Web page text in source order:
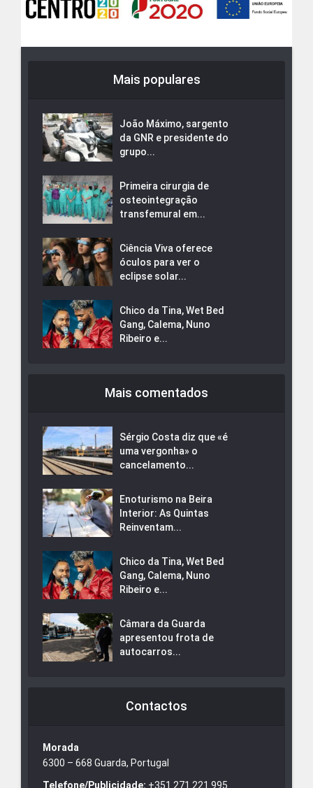
Mais populares
João Máximo, sargento
da GNR e presidente do
grupo...
Primeira cirurgia de
osteointegração
transfemural em...
Ciência Viva oferece
óculos para ver o
eclipse solar...
Chico da Tina, Wet Bed
Gang, Calema, Nuno
Ribeiro e...
Mais comentados
Sérgio Costa diz que «é
uma vergonha» o
cancelamento...
Enoturismo na Beira
Interior: As Quintas
Reinventam...
Chico da Tina, Wet Bed
Gang, Calema, Nuno
Ribeiro e...
Câmara da Guarda
apresentou frota de
autocarros...
Contactos
Morada
6300 – 668 Guarda, Portugal
Telefone/Publicidade: +351 271 221 995